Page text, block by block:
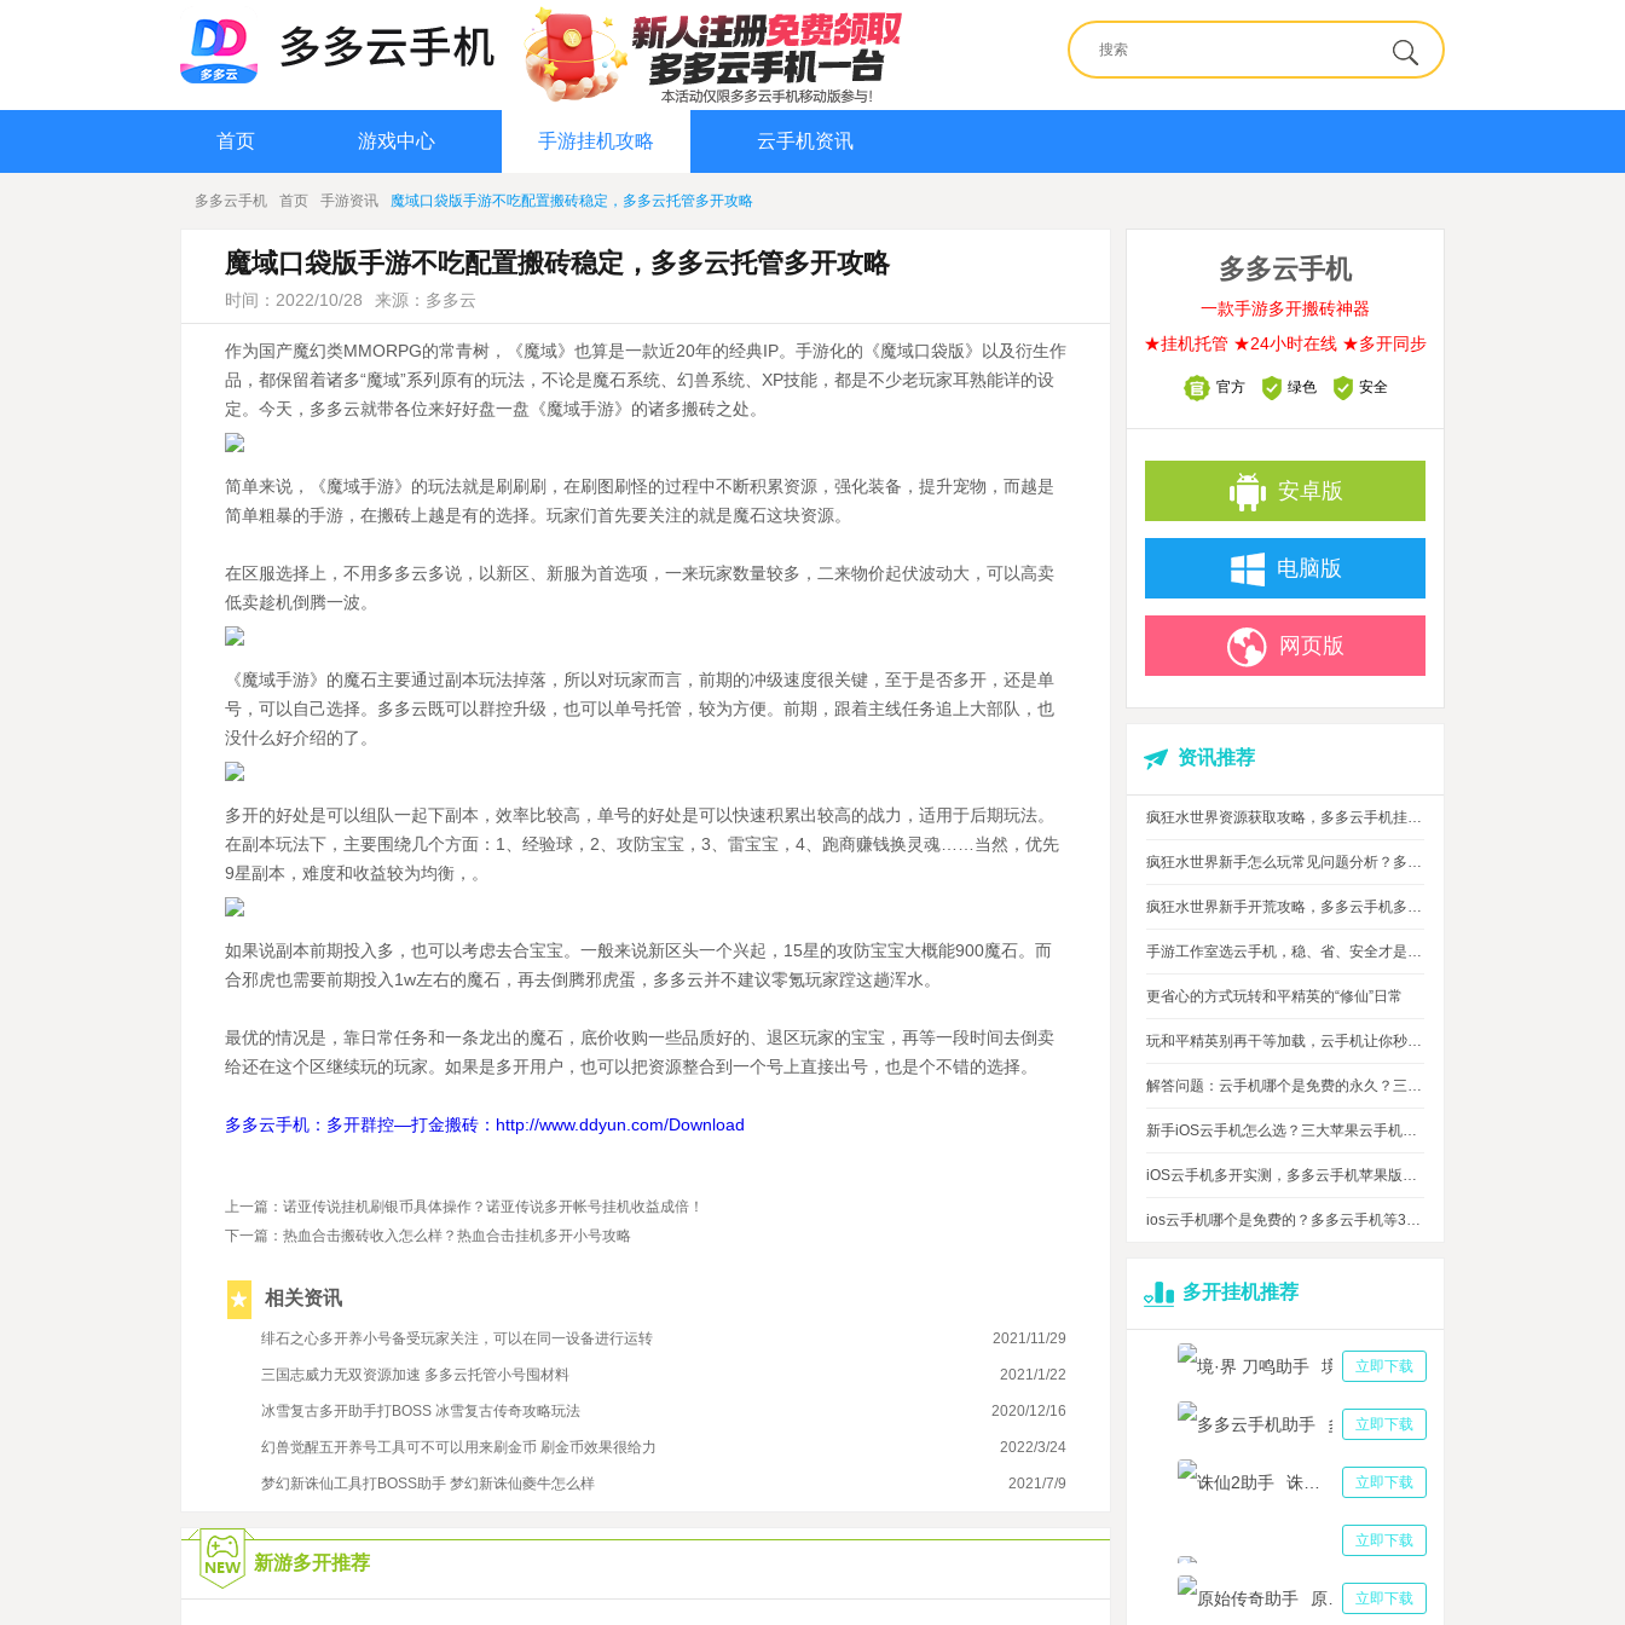
首页 游戏中心 手游挂机攻略 云手机资讯
多多云手机 首页 手游资讯 魔域口袋版手游不吃配置搬砖稳定，多多云托管多开攻略
魔域口袋版手游不吃配置搬砖稳定，多多云托管多开攻略
时间：2022/10/28 来源：多多云
作为国产魔幻类MMORPG的常青树，《魔域》也算是一款近20年的经典IP。手游化的《魔域口袋版》以及衍生作
品，都保留着诸多“魔域”系列原有的玩法，不论是魔石系统、幻兽系统、XP技能，都是不少老玩家耳熟能详的设
定。今天，多多云就带各位来好好盘一盘《魔域手游》的诸多搬砖之处。
简单来说，《魔域手游》的玩法就是刷刷刷，在刷图刷怪的过程中不断积累资源，强化装备，提升宠物，而越是
简单粗暴的手游，在搬砖上越是有的选择。玩家们首先要关注的就是魔石这块资源。
在区服选择上，不用多多云多说，以新区、新服为首选项，一来玩家数量较多，二来物价起伏波动大，可以高卖
低卖趁机倒腾一波。
《魔域手游》的魔石主要通过副本玩法掉落，所以对玩家而言，前期的冲级速度很关键，至于是否多开，还是单
号，可以自己选择。多多云既可以群控升级，也可以单号托管，较为方便。前期，跟着主线任务追上大部队，也
没什么好介绍的了。
多开的好处是可以组队一起下副本，效率比较高，单号的好处是可以快速积累出较高的战力，适用于后期玩法。
在副本玩法下，主要围绕几个方面：1、经验球，2、攻防宝宝，3、雷宝宝，4、跑商赚钱换灵魂……当然，优先
9星副本，难度和收益较为均衡，。
如果说副本前期投入多，也可以考虑去合宝宝。一般来说新区头一个兴起，15星的攻防宝宝大概能900魔石。而
合邪虎也需要前期投入1w左右的魔石，再去倒腾邪虎蛋，多多云并不建议零氪玩家蹚这趟浑水。
最优的情况是，靠日常任务和一条龙出的魔石，底价收购一些品质好的、退区玩家的宝宝，再等一段时间去倒卖
给还在这个区继续玩的玩家。如果是多开用户，也可以把资源整合到一个号上直接出号，也是个不错的选择。
多多云手机：多开群控—打金搬砖：http://www.ddyun.com/Download
上一篇：诺亚传说挂机刷银币具体操作？诺亚传说多开帐号挂机收益成倍！
下一篇：热血合击搬砖收入怎么样？热血合击挂机多开小号攻略
相关资讯
绯石之心多开养小号备受玩家关注，可以在同一设备进行运转 2021/11/29
三国志威力无双资源加速 多多云托管小号囤材料 2021/1/22
冰雪复古多开助手打BOSS 冰雪复古传奇攻略玩法 2020/12/16
幻兽觉醒五开养号工具可不可以用来刷金币 刷金币效果很给力 2022/3/24
梦幻新诛仙工具打BOSS助手 梦幻新诛仙夔牛怎么样 2021/7/9
大侠式人生2开放江湖双开挂机云手机密码锁是怎么回事
0元试用！多多云手机免费版免付费使用，免费云手机挂机app下载即享！
烟雨江湖攻略：新手快速升级和使用多多云手机小号多开提升游戏效率指南
新游多开推荐
多多云手机
一款手游多开搬砖神器
★挂机托管 ★24小时在线 ★多开同步
官方 绿色 安全
安卓版
电脑版
网页版
资讯推荐
疯狂水世界资源获取攻略，多多云手机挂机搬砖自动攒材料
疯狂水世界新手怎么玩常见问题分析？多多云手机多开托管挂机升级打怪
疯狂水世界新手开荒攻略，多多云手机多开托管，自动搞定海量重复日常快速升级
手游工作室选云手机，稳、省、安全才是实在考量
更省心的方式玩转和平精英的“修仙”日常
玩和平精英别再干等加载，云手机让你秒玩游戏进战场
解答问题：云手机哪个是免费的永久？三大免费永久正版云手机对比
新手iOS云手机怎么选？三大苹果云手机知名品牌性能对比测评
iOS云手机多开实测，多多云手机苹果版最多可同时运行多少台？
ios云手机哪个是免费的？多多云手机等3大品牌对比测评，告诉你免费ios云手机的真相
多开挂机推荐
立即下载
立即下载
多多云手机助手
立即下载
立即下载
三国志战略版助手
立即下载